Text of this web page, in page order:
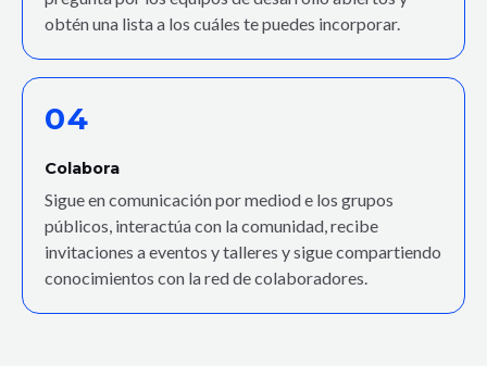
obtén una lista a los cuáles te puedes incorporar.
04
Colabora
Sigue en comunicación por mediod e los grupos
públicos, interactúa con la comunidad, recibe
invitaciones a eventos y talleres y sigue compartiendo
conocimientos con la red de colaboradores.